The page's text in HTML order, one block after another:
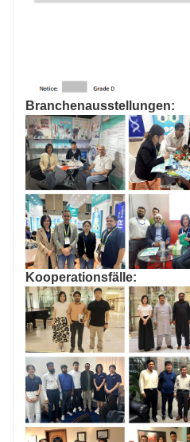
Branchenausstellungen:
Kooperationsfälle: